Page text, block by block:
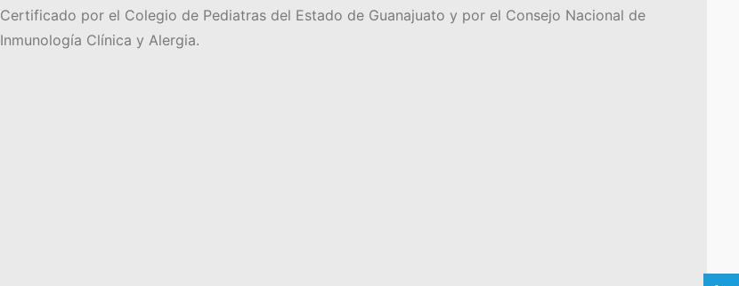
Certificado por el Colegio de Pediatras del Estado de Guanajuato y por el Consejo Nacional de
Inmunología Clínica y Alergia.